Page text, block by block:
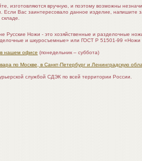
изготовляются вручную, и поэтому возможны
Если Вас заинтересовало данное изделие,
Русские Ножи - это хозяйственные и разделочные
и шкуросъемные» или ГОСТ Р 51501-99 «Ножи
в нашем офисе (понедельник – суббота)
по Москве, в Санкт-Петербург и Ленинградскую
службой СДЭК по всей территории России.